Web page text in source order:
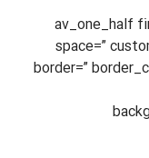
[av_one_half
space=”
border=”